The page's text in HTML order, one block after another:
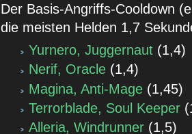
Der Basis-Angriffs-Cooldown
die meisten Helden 1,7
Yurnero, Juggernaut(1,4)
Nerif, Oracle(1,4)
Magina, Anti-Mage(1,45)
Terrorblade, Soul Keeper(
Alleria, Windrunner(1,5)